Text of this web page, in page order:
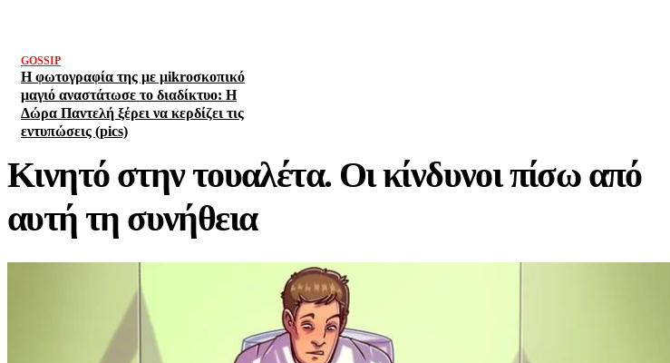
GOSSIP
Η φωτογραφία της με μikroσκοπικό
μαγιό αναστάτωσε το διαδίκτυο: Η
Δώρα Παντελή ξέρει να κερδίζει τις
εντυπώσεις (pics)
Κινητό στην τουαλέτα. Οι κίνδυνοι πίσω από
αυτή τη συνήθεια